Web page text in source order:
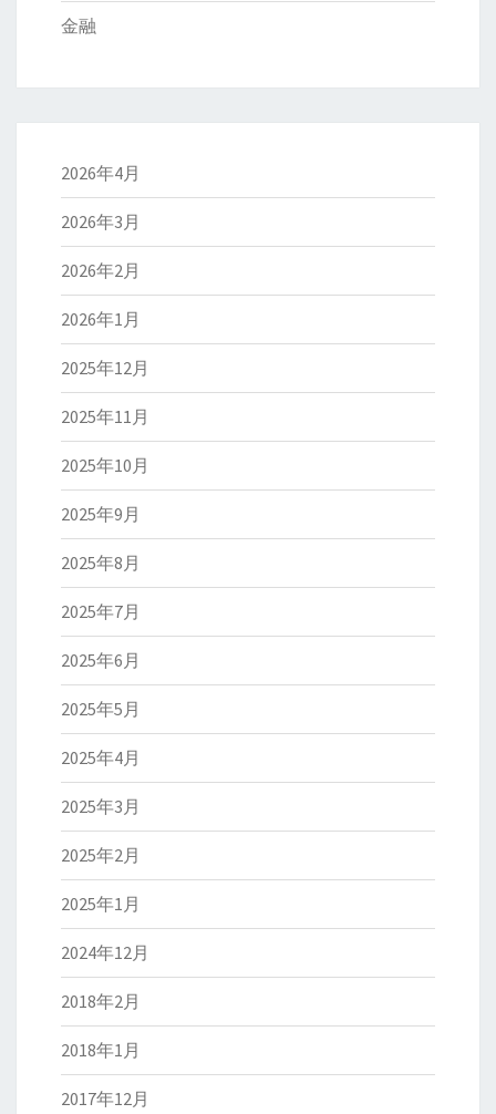
金融
2026年4月
2026年3月
2026年2月
2026年1月
2025年12月
2025年11月
2025年10月
2025年9月
2025年8月
2025年7月
2025年6月
2025年5月
2025年4月
2025年3月
2025年2月
2025年1月
2024年12月
2018年2月
2018年1月
2017年12月